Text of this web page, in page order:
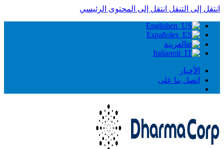
انتقل إلى التنقل انتقل إلى المحتوى الرئيسي
English
Español
العربية
Italiano
الأخبار
اتصل بنا على